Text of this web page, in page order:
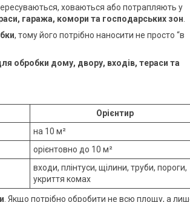
ховаються або потрапляють у
гаража, комори та господарських зон
, тому його потрібно наносити не просто “в
обробки дому, двору, входів, тераси та
Орієнтир
на 10 м²
орієнтовно до 10 м²
входи, плінтуси, щілини, труби, пороги,
укриття комах
. Якщо потрібно обробити не всю площу, а